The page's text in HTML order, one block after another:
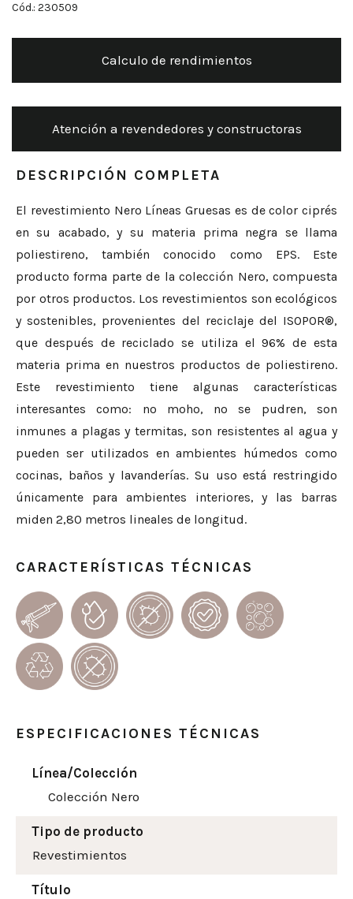
Cód.: 230509
Calculo de rendimientos
Atención a revendedores y constructoras
DESCRIPCIÓN COMPLETA
El revestimiento Nero Líneas Gruesas es de color ciprés
en su acabado, y su materia prima negra se llama
poliestireno, también conocido como EPS. Este
producto forma parte de la colección Nero, compuesta
por otros productos. Los revestimientos son ecológicos
y sostenibles, provenientes del reciclaje del ISOPOR®,
que después de reciclado se utiliza el 96% de esta
materia prima en nuestros productos de poliestireno.
Este revestimiento tiene algunas características
interesantes como: no moho, no se pudren, son
inmunes a plagas y termitas, son resistentes al agua y
pueden ser utilizados en ambientes húmedos como
cocinas, baños y lavanderías. Su uso está restringido
únicamente para ambientes interiores, y las barras
miden 2,80 metros lineales de longitud.
CARACTERÍSTICAS TÉCNICAS
ESPECIFICACIONES TÉCNICAS
Línea/Colección
Colección Nero
Tipo de producto
Revestimientos
Título